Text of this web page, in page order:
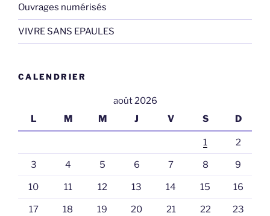
Ouvrages numérisés
VIVRE SANS EPAULES
CALENDRIER
août 2026
L
M M J V S D
1 2
3 4 5 6 7 8 9
10 11 12 13 14 15 16
17 18 19 20 21 22 23